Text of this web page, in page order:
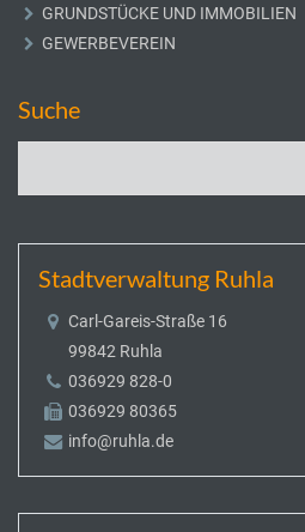
GRUNDSTÜCKE UND IMMOBILIEN
GEWERBEVEREIN
Suche
Stadtverwaltung Ruhla
Carl-Gareis-Straße 16
99842 Ruhla
036929 828-0
036929 80365
info@ruhla.de